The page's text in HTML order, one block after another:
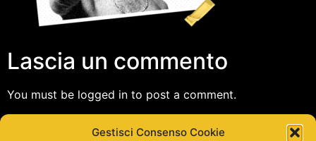
Gestisci Consenso Cookie
Lascia un commento
You must be logged in to post a comment.
Tutti i diritti riservati